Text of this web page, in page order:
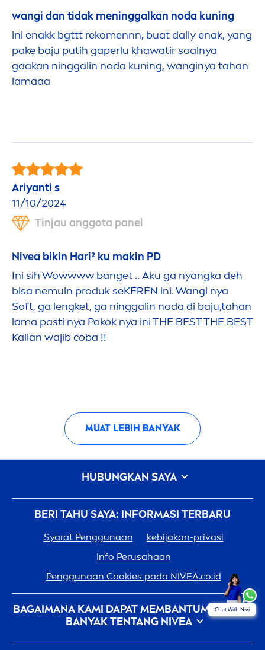
wangi dan tidak meninggalkan noda kuning
ini enakk bgttt rekomennn, buat daily enak, yang
pake baju putih gaperlu khawatir soalnya
gaakan ninggalin noda kuning, wanginya tahan
lamaaa
Ariyanti s
11/10/2024
Tinjau anggota panel
Nivea bikin Hari² ku makin PD
Ini sih Wowwww banget .. Aku ga nyangka deh
bisa nemuin produk seKEREN ini. Wangi nya
Soft, ga lengket, ga ninggalin noda di baju,tahan
lama pasti nya Pokok nya ini THE BEST THE BEST
Kalian wajib coba !!
MUAT LEBIH BANYAK
Chat With Nivi
BERI TAHU SAYA: INFORMASI TERBARU
Syarat Penggunaan
kebijakan-privasi
Info Perusahaan
Penggunaan Cookies pada NIVEA.co.id
BAGAIMANA KAMI DAPAT MEMBANTUMU: LEBIH
BANYAK TENTANG NIVEA
SejarahNIVEA- 100 Tahun Dalam Pembuatannya
HUBUNGKAN SAYA